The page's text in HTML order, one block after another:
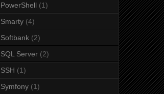
PowerShell (1)
Smarty (4)
Softbank (2)
SQL Server (2)
SSH (1)
Symfony (1)